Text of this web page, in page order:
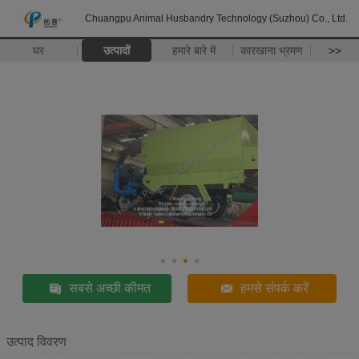
Chuangpu Animal Husbandry Technology (Suzhou) Co., Ltd.
घर उत्पादों हमारे बारे में कारखाना भ्रमण >>
सबसे अच्छी कीमत हमसे संपर्क करें
उत्पाद विवरण